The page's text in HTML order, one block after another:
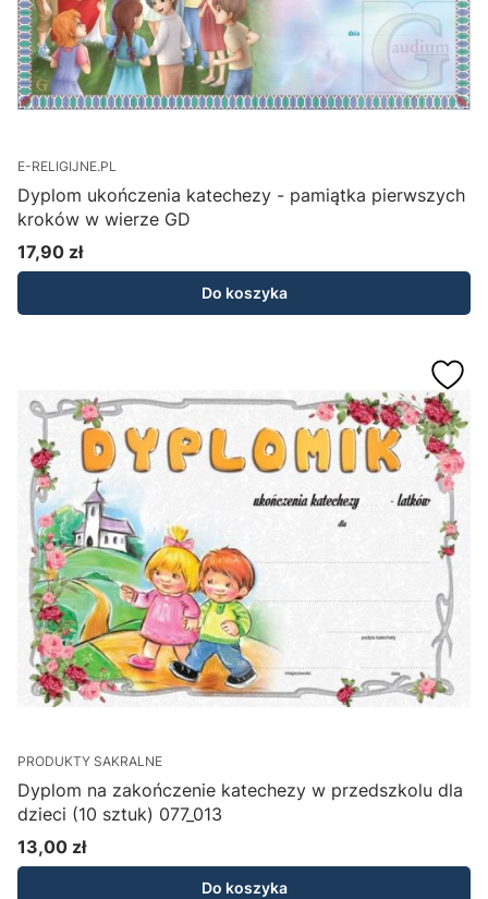
E-RELIGIJNE.PL
Dyplom ukończenia katechezy - pamiątka pierwszych
kroków w wierze GD
Cena
17,90 zł
Do koszyka
PRODUKTY SAKRALNE
Dyplom na zakończenie katechezy w przedszkolu dla
dzieci (10 sztuk) 077_013
Cena
13,00 zł
Do koszyka